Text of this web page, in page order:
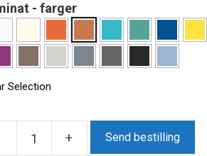
- farger
Selection
+ Send bestilling